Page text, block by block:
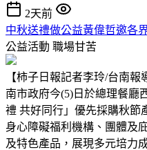
2天前
中秋送禮做公益黃偉哲邀各
公益活動 職場甘苦
【柿子日報記者李玲/台南
南市政府今(5)日於總理餐廳
禮 共好同行」優先採購秋節
身心障礙福利機構、團體及
及特色產品，展現多元培力